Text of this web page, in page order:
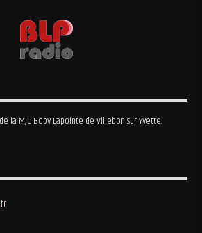
la MJC Boby Lapointe de Villebon sur Yvette.